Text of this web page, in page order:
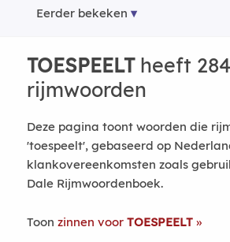
Eerder bekeken
TOESPEELTheeft 284
rijmwoorden
Deze pagina toont woorden die
'toespeelt', gebaseerd op
klankovereenkomsten zoals
Dale Rijmwoordenboek.
Toon zinnen voor TOESPEELT